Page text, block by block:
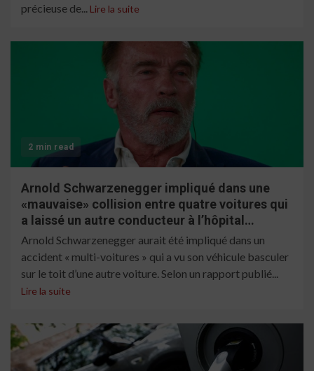
précieuse de... Lire la suite
2 min read
Arnold Schwarzenegger impliqué dans une
«mauvaise» collision entre quatre voitures qui
a laissé un autre conducteur à l’hôpital…
Arnold Schwarzenegger aurait été impliqué dans un
accident « multi-voitures » qui a vu son véhicule basculer
sur le toit d’une autre voiture. Selon un rapport publié...
Lire la suite